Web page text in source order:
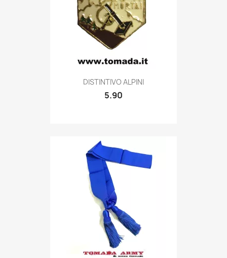
Quick view
DISTINTIVO ALPINI
5.90